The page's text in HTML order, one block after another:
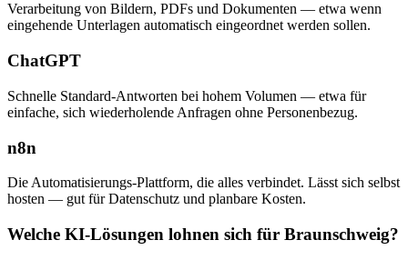
Verarbeitung von Bildern, PDFs und Dokumenten — etwa wenn
eingehende Unterlagen automatisch eingeordnet werden sollen.
ChatGPT
Schnelle Standard-Antworten bei hohem Volumen — etwa für
einfache, sich wiederholende Anfragen ohne Personenbezug.
n8n
Die Automatisierungs-Plattform, die alles verbindet. Lässt sich selbst
hosten — gut für Datenschutz und planbare Kosten.
Welche KI-Lösungen lohnen sich für Braunschweig?